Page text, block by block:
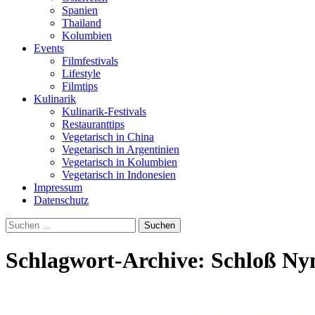
Spanien
Thailand
Kolumbien
Events
Filmfestivals
Lifestyle
Filmtips
Kulinarik
Kulinarik-Festivals
Restauranttips
Vegetarisch in China
Vegetarisch in Argentinien
Vegetarisch in Kolumbien
Vegetarisch in Indonesien
Impressum
Datenschutz
Suchen
nach:
Schlagwort-Archive: Schloß